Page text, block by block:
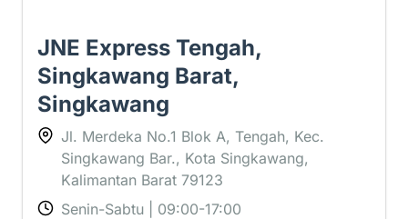
JNE Express Tengah,
Singkawang Barat,
Singkawang
Jl. Merdeka No.1 Blok A, Tengah, Kec.
Singkawang Bar., Kota Singkawang,
Kalimantan Barat 79123
Senin-Sabtu | 09:00-17:00